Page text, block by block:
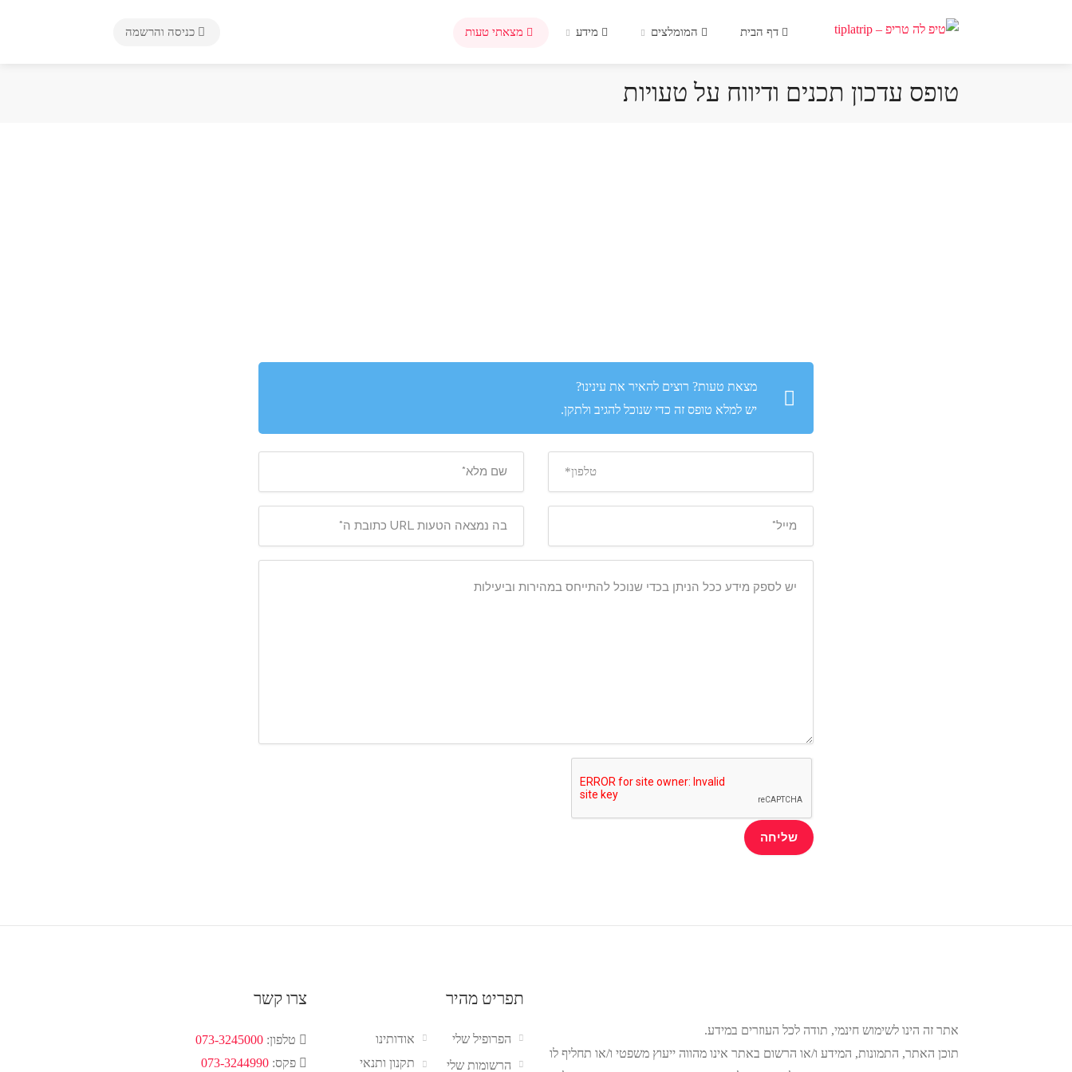
דף הבית המומלצים מידע מצאתי טעות כניסה והרשמה
טופס עדכון תכנים ודיווח על טעויות
מצאת טעות? רוצים להאיר את עינינו?
יש למלא טופס זה כדי שנוכל להגיב ולתקן.
אתר זה הינו לשימוש חינמי, תודה לכל העוזרים במידע.
תוכן האתר, התמונות, המידע ו/או הרשום באתר אינו מהווה ייעוץ משפטי ו/או תחליף לו
תפריט מהיר
אודותינו
תקנון ותנאי
הפרופיל שלי
הרשומות שלי
צרו קשר
טלפון:073-3245000
פקס:073-3244990